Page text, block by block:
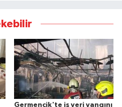
Germencik'te iş yeri yangını